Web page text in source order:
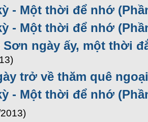
- Một thời để nhớ
- Một thời để nhớ
Sơn ngày ấy, một thời
trở về thăm quê ngoại
- Một thời để nhớ